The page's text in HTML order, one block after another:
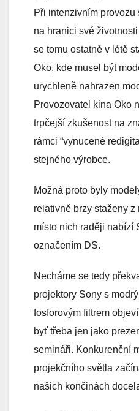
Při intenzivním
na hranici své
se tomu ostatně v létě
Oko, kde musel být
urychleně nahrazen
Provozovatel kina Oko
trpčejší zkušenost na
rámci “vynucené
stejného výrobce.
Možná proto byly
relativně brzy staženy
místo nich raději nabízí
označením DS.
Necháme se tedy
projektory Sony s
fosforovým filtrem
byť třeba jen jako
semináři. Konkurenční
projekčního světla
našich končinách